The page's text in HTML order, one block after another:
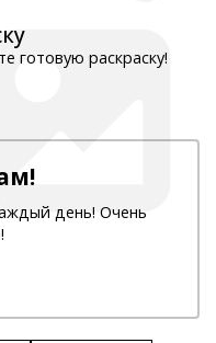
готовую раскраску!
день! Очень